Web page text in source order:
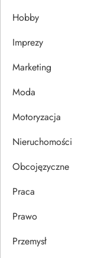
a
w
p
u
Hobby
Imprezy
Marketing
Moda
Motoryzacja
Nieruchomości
Obcojęzyczne
Praca
Prawo
Przemysł